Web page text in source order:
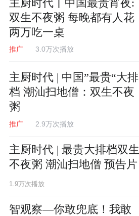
主厨时代丨中国最贵宵夜:
双生不夜粥 每晚都有人花
两万吃一桌
推广 3.0万次播放
主厨时代 | 中国”最贵“大排
档 潮汕扫地僧：双生不夜
粥
推广 2.9万次播放
主厨时代 | 最贵大排档双生
不夜粥 潮汕扫地僧 预告片
1.9万次播放
智观察—你敢兜底！我敢